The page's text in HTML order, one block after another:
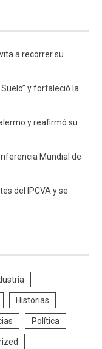
a recorrer su
y fortaleció la
y reafirmó su
Mundial de
del IPCVA y se
Historias
Política